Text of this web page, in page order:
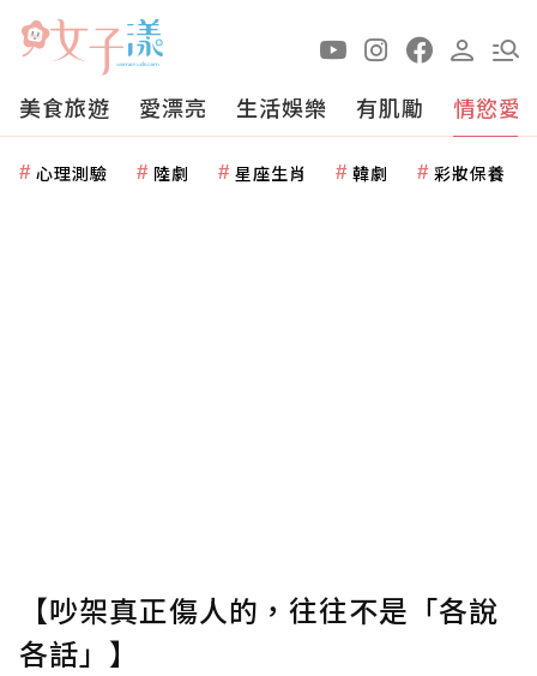
美食旅遊 愛漂亮 生活娛樂 有肌勵 情慾愛
心理測驗 陸劇 星座生肖 韓劇 彩妝保養
【吵架真正傷人的，往往不是「各說
各話」】